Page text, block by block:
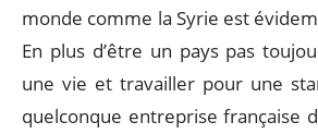
monde comme la Syrie est
En plus d’être un pays pas
une vie et travailler pour une
quelconque entreprise française